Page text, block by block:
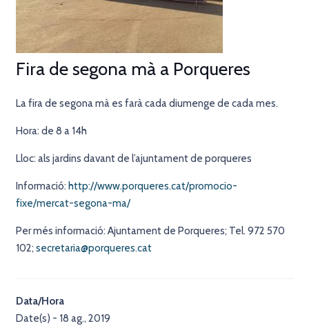
Fira de segona mà a Porqueres
La fira de segona mà es farà cada diumenge de cada mes.
Hora: de 8 a 14h
Lloc: als jardins davant de l’ajuntament de porqueres
Informació: http://www.porqueres.cat/promocio-
fixe/mercat-segona-ma/
Per més informació: Ajuntament de Porqueres; Tel. 972 570
102; secretaria@porqueres.cat
Data/Hora
Date(s) - 18 ag., 2019